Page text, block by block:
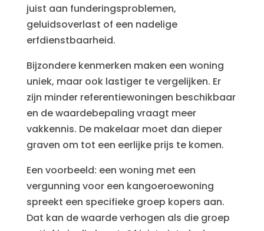
juist aan funderingsproblemen,
geluidsoverlast of een nadelige
erfdienstbaarheid.
Bijzondere kenmerken maken een woning
uniek, maar ook lastiger te vergelijken. Er
zijn minder referentiewoningen beschikbaar
en de waardebepaling vraagt meer
vakkennis. De makelaar moet dan dieper
graven om tot een eerlijke prijs te komen.
Een voorbeeld: een woning met een
vergunning voor een kangoeroewoning
spreekt een specifieke groep kopers aan.
Dat kan de waarde verhogen als die groep